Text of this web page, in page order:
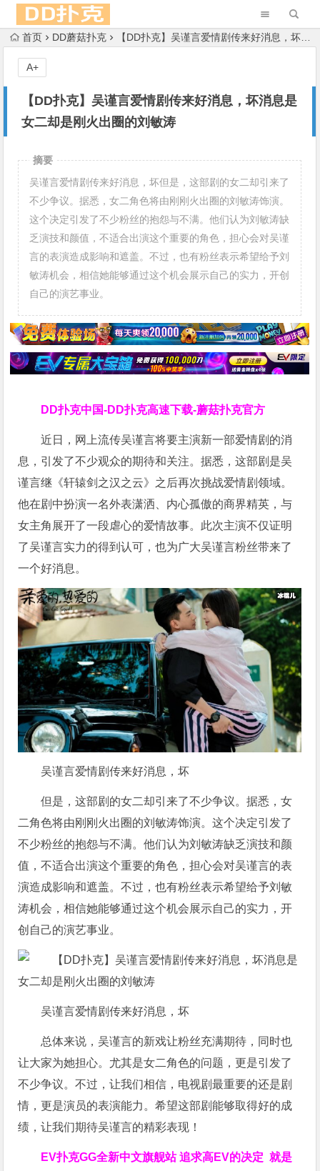
首页 DD蘑菇扑克 【DD扑克】吴谨言爱情剧传来好消息，坏消息是女二却是刚火出圈的刘敏涛
【DD扑克】吴谨言爱情剧传来好消息，坏消息是
女二却是刚火出圈的刘敏涛
A+
摘要
吴谨言爱情剧传来好消息，坏但是，这部剧的女二却引来了
不少争议。据悉，女二角色将由刚刚火出圈的刘敏涛饰演。
这个决定引发了不少粉丝的抱怨与不满。他们认为刘敏涛缺
乏演技和颜值，不适合出演这个重要的角色，担心会对吴谨
言的表演造成影响和遮盖。不过，也有粉丝表示希望给予刘
敏涛机会，相信她能够通过这个机会展示自己的实力，开创
自己的演艺事业。
DD扑克中国-DD扑克高速下载-蘑菇扑克官方
近日，网上流传吴谨言将要主演新一部爱情剧的消
息，引发了不少观众的期待和关注。据悉，这部剧是吴
谨言继《轩辕剑之汉之云》之后再次挑战爱情剧领域。
他在剧中扮演一名外表潇洒、内心孤傲的商界精英，与
女主角展开了一段虐心的爱情故事。此次主演不仅证明
了吴谨言实力的得到认可，也为广大吴谨言粉丝带来了
一个好消息。
吴谨言爱情剧传来好消息，坏
但是，这部剧的女二却引来了不少争议。据悉，女
二角色将由刚刚火出圈的刘敏涛饰演。这个决定引发了
不少粉丝的抱怨与不满。他们认为刘敏涛缺乏演技和颜
值，不适合出演这个重要的角色，担心会对吴谨言的表
演造成影响和遮盖。不过，也有粉丝表示希望给予刘敏
涛机会，相信她能够通过这个机会展示自己的实力，开
创自己的演艺事业。
吴谨言爱情剧传来好消息，坏
总体来说，吴谨言的新戏让粉丝充满期待，同时也
让大家为她担心。尤其是女二角色的问题，更是引发了
不少争议。不过，让我们相信，电视剧最重要的还是剧
情，更是演员的表演能力。希望这部剧能够取得好的成
绩，让我们期待吴谨言的精彩表现！
EV扑克GG全新中文旗舰站追求高EV的决定就是